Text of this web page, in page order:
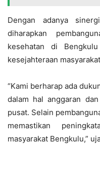
Dengan adanya
diharapkan
kesehatan di
kesejahteraan
“Kami berharap ada
dalam hal anggaran
pusat. Selain
memastikan
masyarakat Bengkulu,”